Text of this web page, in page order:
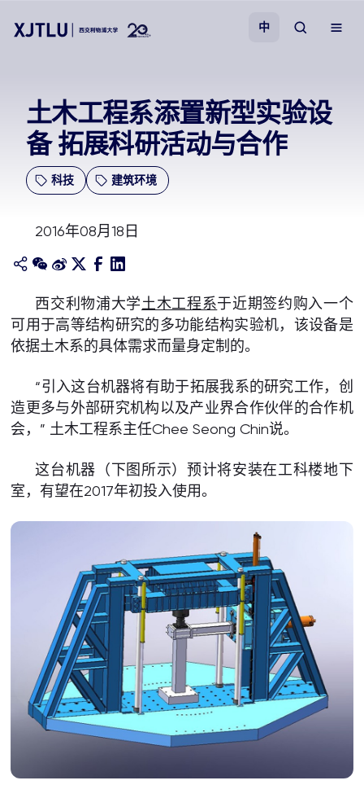
招生
科研
学院
关于我们
中
土木工程系添置新型实验设
备 拓展科研活动与合作
科技 建筑环境
2016年08月18日
西交利物浦大学土木工程系于近期签约购入一个
可用于高等结构研究的多功能结构实验机，该设备是
依据土木系的具体需求而量身定制的。
“引入这台机器将有助于拓展我系的研究工作，创
造更多与外部研究机构以及产业界合作伙伴的合作机
会，” 土木工程系主任Chee Seong Chin说。
这台机器（下图所示）预计将安装在工科楼地下
室，有望在2017年初投入使用。